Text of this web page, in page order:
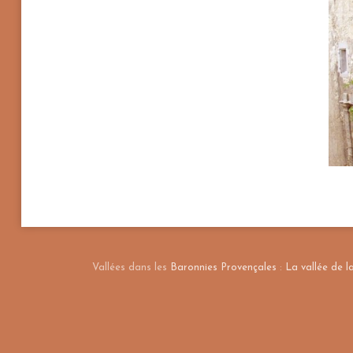
Vallées dans les Baronnies Provençales : La vallée de